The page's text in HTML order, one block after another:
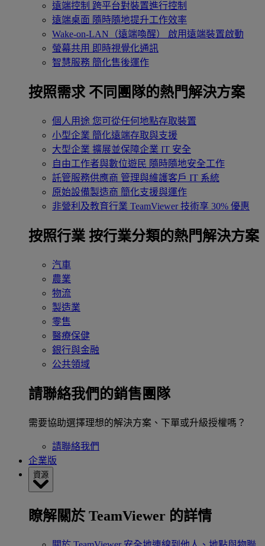
遠端控制 跨平台對裝置進行控制
遠端桌面 隨時隨地提升工作效率
Wake-on-LAN（遠端喚醒）
啟用遠端裝置啟動
螢幕共用 即時視覺化通訊
智慧服務 簡化售後運作
按照需求 不同團隊的熱門解決方案
個人用途 您可從任何地點存取裝置
小型企業 簡化遠端存取與支援
大型企業 擴展並保障企業 IT 安全
自由工作者與數位遊民 隨時隨地安全工作
託管服務供應商 管理與維護客戶 IT 系統
原始設備製造商 簡化支援與運作
非營利及教育行業 TeamViewer 技術享 30% 優惠
按照行業 按行業分類的熱門解決方案
汽車
農業
物流
製造業
零售
醫療保健
銀行與金融
公共領域
請聯絡我們的銷售團隊
需要協助選擇理想的解決方案、下單或升級授權嗎？
請聯絡我們
企業版
資源
瞭解關於 TeamViewer 的詳情